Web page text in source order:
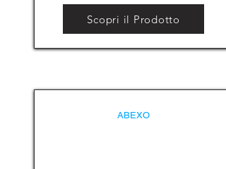
Scopri il Prodotto
ABEXO